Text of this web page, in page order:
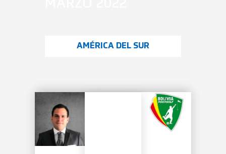
AMÉRICA DEL SUR